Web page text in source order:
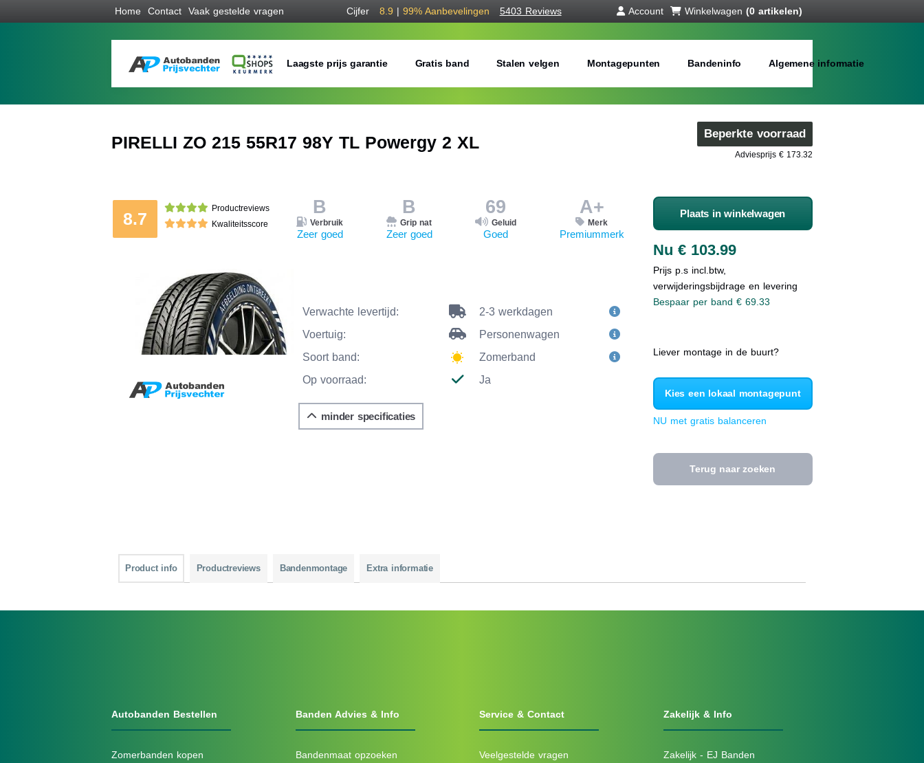
Home Contact Vaak gestelde vragen Cijfer 8.9 | 99% Aanbevelingen 5403 Reviews Account Winkelwagen (0 artikelen)
Laagste prijs garantie Gratis band Stalen velgen Montagepunten Bandeninfo Algemene informatie
PIRELLI ZO 215 55R17 98Y TL Powergy 2 XL Beperkte voorraad
Adviesprijs € 173.32
8.7
Productreviews
Kwaliteitsscore
B
Verbruik
Zeer goed
B
Grip nat
Zeer goed
69
Geluid
Goed
A+
Merk
Premiummerk
Verwachte levertijd:
2-3 werkdagen
Voertuig:
Personenwagen
Soort band:
Zomerband
Op voorraad:
Ja
minder specificaties
Plaats in winkelwagen
Nu € 103.99
Prijs p.s incl.btw,
verwijderingsbijdrage en levering
Bespaar per band € 69.33
Liever montage in de buurt?
Kies een lokaal montagepunt
NU met gratis balanceren
Terug naar zoeken
Product info Productreviews Bandenmontage Extra informatie
Autobanden Bestellen
Zomerbanden kopen
Banden Advies & Info
Bandenmaat opzoeken
Service & Contact
Veelgestelde vragen
Zakelijk & Info
Zakelijk - EJ Banden